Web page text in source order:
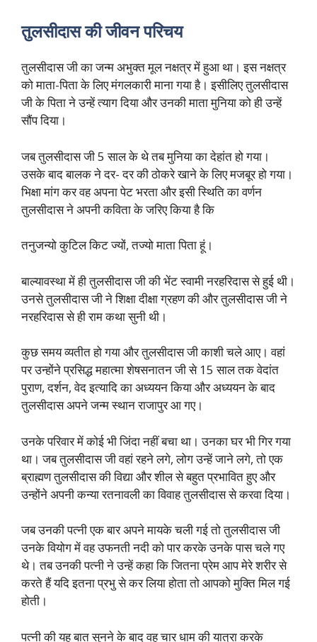
तुलसीदासकीजीवनपरिचय
तुलसीदास जी का जन्म अभुक्त मूल नक्षत्र में हुआ था। इस नक्षत्र
को माता-पिता के लिए मंगलकारी माना गया है। इसीलिए तुलसीदास
जी के पिता ने उन्हें त्याग दिया और उनकी माता मुनिया को ही उन्हें
सौंप दिया।
जब तुलसीदास जी 5 साल के थे तब मुनिया का देहांत हो गया।
उसके बाद बालक ने दर- दर की ठोकरे खाने के लिए मजबूर हो गया।
भिक्षा मांग कर वह अपना पेट भरता और इसी स्थिति का वर्णन
तुलसीदास ने अपनी कविता के जरिए किया है कि
तनुजन्यो कुटिल किट ज्यों, तज्यो माता पिता हूं।
बाल्यावस्था में ही तुलसीदास जी की भेंट स्वामी नरहरिदास से हुई थी।
उनसे तुलसीदास जी ने शिक्षा दीक्षा ग्रहण की और तुलसीदास जी ने
नरहरिदास से ही राम कथा सुनी थी।
कुछ समय व्यतीत हो गया और तुलसीदास जी काशी चले आए। वहां
पर उन्होंने प्रसिद्ध महात्मा शेषसनातन जी से 15 साल तक वेदांत
पुराण, दर्शन, वेद इत्यादि का अध्ययन किया और अध्ययन के बाद
तुलसीदास अपने जन्म स्थान राजापुर आ गए।
उनके परिवार में कोई भी जिंदा नहीं बचा था। उनका घर भी गिर गया
था। जब तुलसीदास जी वहां रहने लगे, लोग उन्हें जाने लगे, तो एक
ब्राह्मण तुलसीदास की विद्या और शील से बहुत प्रभावित हुए और
उन्होंने अपनी कन्या रतनावली का विवाह तुलसीदास से करवा दिया।
जब उनकी पत्नी एक बार अपने मायके चली गई तो तुलसीदास जी
उनके वियोग में वह उफनती नदी को पार करके उनके पास चले गए
थे। तब उनकी पत्नी ने उन्हें कहा कि जितना प्रेम आप मेरे शरीर से
करते हैं यदि इतना प्रभु से कर लिया होता तो आपको मुक्ति मिल गई
होती।
पत्नी की यह बात सुनने के बाद वह चार धाम की यात्रा करके